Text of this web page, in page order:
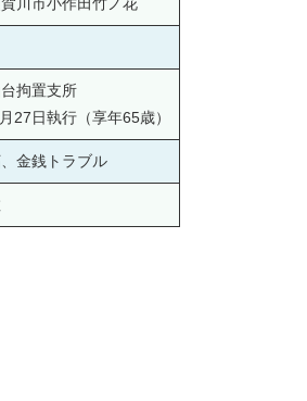
川市小作田竹ノ花
台拘置支所
27日執行（享年65歳）
金銭トラブル